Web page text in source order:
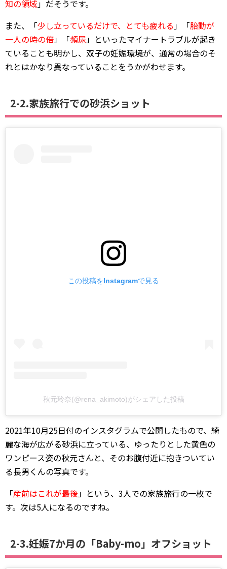
知の領域」だそうです。
また、「少し立っているだけで、とても疲れる」「胎動が
一人の時の倍」「頻尿」といったマイナートラブルが起き
ていることも明かし、双子の妊娠環境が、通常の場合のそ
れとはかなり異なっていることをうかがわせます。
2-2.家族旅行での砂浜ショット
この投稿をInstagramで見る
秋元玲奈(@rena_akimoto)がシェアした投稿
2021年10月25日付のインスタグラムで公開したもので、綺
麗な海が広がる砂浜に立っている、ゆったりとした黄色の
ワンピース姿の秋元さんと、そのお腹付近に抱きついてい
る長男くんの写真です。
「産前はこれが最後」という、3人での家族旅行の一枚で
す。次は5人になるのですね。
2-3.妊娠7か月の「Baby-mo」オフショット